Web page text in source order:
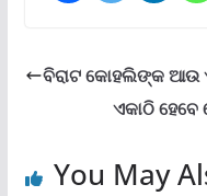
ବିରାଟ କୋହଲିଙ୍କ ଆଉ
ଏକାଠି ହେବେ
You May